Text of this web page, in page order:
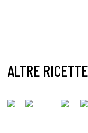
ALTRE RICETTE